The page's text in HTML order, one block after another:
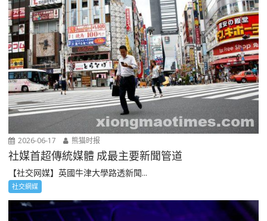
2026-06-17 熊猫时报
社媒首超傳統媒體 成最主要新聞管道
【社交网媒】英國牛津大學路透新聞...
社交網媒